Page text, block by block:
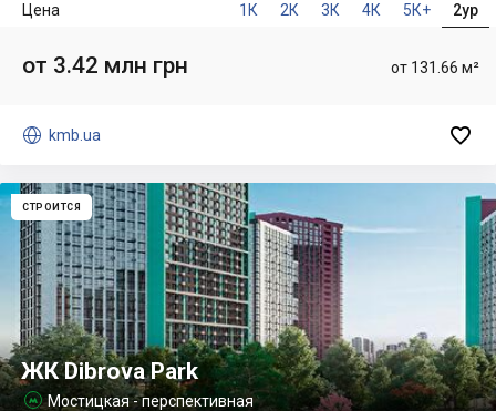
1К 2К 3К 4К 5К+ 2ур
Цена
от 131.66 м²
от 3.42 млн грн
 kmb.ua 
СТРОИТСЯ
ЖК Dibrova Park
 Мостицкая - перспективная